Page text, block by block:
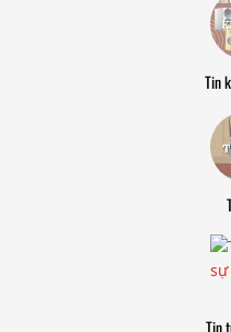
Tin